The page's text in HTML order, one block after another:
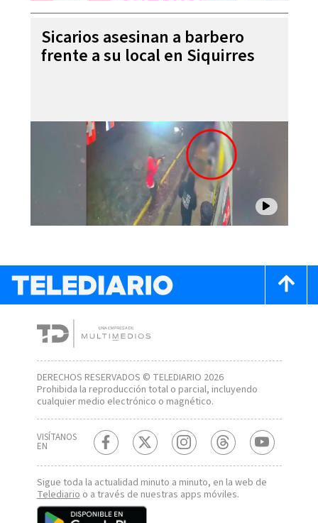
Sicarios asesinan a barbero
frente a su local en Siquirres
DERECHOS RESERVADOS © TELEDIARIO 2026
Prohibida la reproducción total o parcial, incluyendo
cualquier medio electrónico o magnético.
VISÍTANOS
EN
Sigue toda la actualidad minuto a minuto, en la web de
Telediario o a través de nuestras apps móviles.